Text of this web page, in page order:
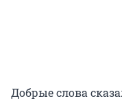
Добрые слова